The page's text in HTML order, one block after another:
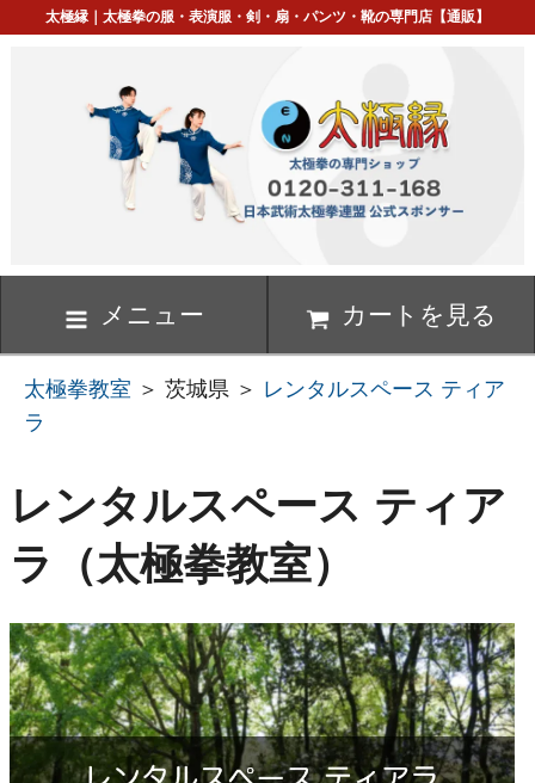
太極縁｜太極拳の服・表演服・剣・扇・パンツ・靴の専門店【通販】
メニュー カートを見る
太極拳教室 ＞ 茨城県 ＞ レンタルスペース ティア
ラ
レンタルスペース ティア
ラ（太極拳教室）